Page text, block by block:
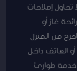
تحاول إصلاحات
غاز أو
من المنزل
الهاتف داخل
خدمة طوارئ